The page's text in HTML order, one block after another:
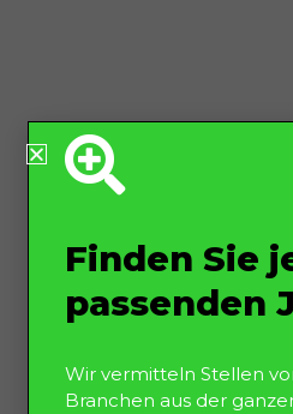
Finden Sie
passenden
Wir vermitteln Stellen
Branchen aus der